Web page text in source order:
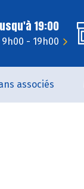
19:00
- 19h00
associés